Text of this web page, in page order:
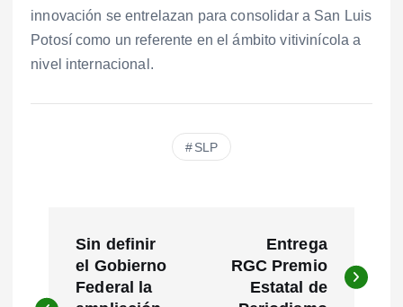
innovación se entrelazan para consolidar a San Luis
Potosí como un referente en el ámbito vitivinícola a
nivel internacional.
SLP
v
Sin definir
el Gobierno
Federal la
Entrega
RGC Premio
Estatal de